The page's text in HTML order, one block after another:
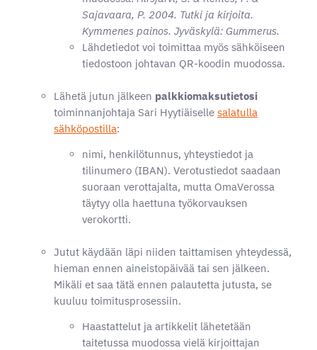
Sajavaara, P. 2004. Tutki ja kirjoita.
Kymmenes painos. Jyväskylä: Gummerus.
Lähdetiedot voi toimittaa myös sähköiseen
tiedostoon johtavan QR-koodin muodossa.
Lähetä jutun jälkeen palkkiomaksutietosi
toiminnanjohtaja Sari Hyytiäiselle salatulla
sähköpostilla:
nimi, henkilötunnus, yhteystiedot ja
tilinumero (IBAN). Verotustiedot saadaan
suoraan verottajalta, mutta OmaVerossa
täytyy olla haettuna työkorvauksen
verokortti.
Jutut käydään läpi niiden taittamisen yhteydessä,
hieman ennen aineistopäivää tai sen jälkeen.
Mikäli et saa tätä ennen palautetta jutusta, se
kuuluu toimitusprosessiin.
Haastattelut ja artikkelit lähetetään
taitetussa muodossa vielä kirjoittajan